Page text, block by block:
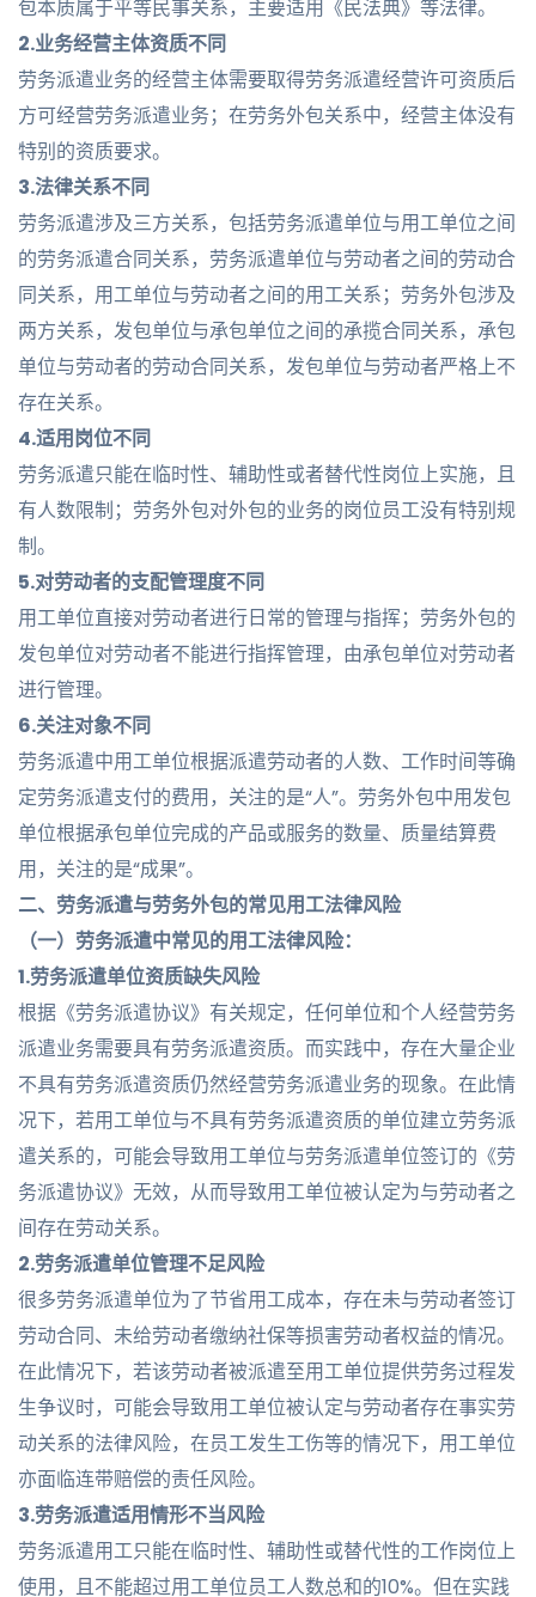
包本质属于平等民事关系，主要适用《民法典》等法律。
2.业务经营主体资质不同
劳务派遣业务的经营主体需要取得劳务派遣经营许可资质后
方可经营劳务派遣业务；在劳务外包关系中，经营主体没有
特别的资质要求。
3.法律关系不同
劳务派遣涉及三方关系，包括劳务派遣单位与用工单位之间
的劳务派遣合同关系，劳务派遣单位与劳动者之间的劳动合
同关系，用工单位与劳动者之间的用工关系；劳务外包涉及
两方关系，发包单位与承包单位之间的承揽合同关系，承包
单位与劳动者的劳动合同关系，发包单位与劳动者严格上不
存在关系。
4.适用岗位不同
劳务派遣只能在临时性、辅助性或者替代性岗位上实施，且
有人数限制；劳务外包对外包的业务的岗位员工没有特别规
制。
5.对劳动者的支配管理度不同
用工单位直接对劳动者进行日常的管理与指挥；劳务外包的
发包单位对劳动者不能进行指挥管理，由承包单位对劳动者
进行管理。
6.关注对象不同
劳务派遣中用工单位根据派遣劳动者的人数、工作时间等确
定劳务派遣支付的费用，关注的是“人”。劳务外包中用发包
单位根据承包单位完成的产品或服务的数量、质量结算费
用，关注的是“成果”。
二、 劳务派遣与劳务外包的常见用工法律风险
（一）劳务派遣中常见的用工法律风险：
1.劳务派遣单位资质缺失风险
根据《劳务派遣协议》有关规定，任何单位和个人经营劳务
派遣业务需要具有劳务派遣资质。而实践中，存在大量企业
不具有劳务派遣资质仍然经营劳务派遣业务的现象。在此情
况下，若用工单位与不具有劳务派遣资质的单位建立劳务派
遣关系的，可能会导致用工单位与劳务派遣单位签订的《劳
务派遣协议》无效，从而导致用工单位被认定为与劳动者之
间存在劳动关系。
2.劳务派遣单位管理不足风险
很多劳务派遣单位为了节省用工成本，存在未与劳动者签订
劳动合同、未给劳动者缴纳社保等损害劳动者权益的情况。
在此情况下，若该劳动者被派遣至用工单位提供劳务过程发
生争议时，可能会导致用工单位被认定与劳动者存在事实劳
动关系的法律风险，在员工发生工伤等的情况下，用工单位
亦面临连带赔偿的责任风险。
3.劳务派遣适用情形不当风险
劳务派遣用工只能在临时性、辅助性或替代性的工作岗位上
使用，且不能超过用工单位员工人数总和的10%。但在实践